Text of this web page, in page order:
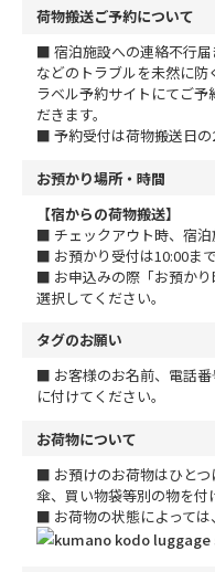
荷物搬送ご予約について
■ 宿泊施設への連絡不行
などのトラブルを未然に
ラベル予約サイトにてご
だきます。
■ 予約受付は荷物搬送日の
お預かり場所・時間
【宿からの荷物搬送】
■ チェックアウト時、宿泊
■ お預かり受付は10:00まで
■ お申込みの際「お預かり
選択してください。
タグのお願い
■ お客様のお名前、電話
に付けてください。
お荷物について
■ お預けのお荷物はひと
傘、買い物袋等別の物を付
■ お荷物の状態によっては